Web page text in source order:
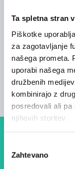
Ta spletna stran
Piškotke
za zagotavljanje
našega prometa.
uporabi našega
družbenih
kombinirajo z
posredovali ali
njihovih storitev.
soglasja
Zahtevano
največje
Stanovanje
od Corso
omogoča, da
in umetniško